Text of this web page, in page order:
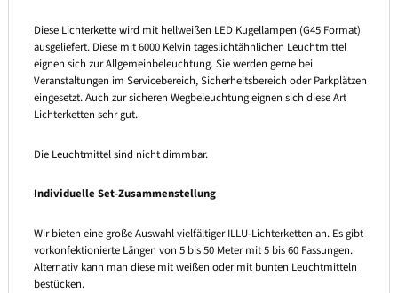
Diese Lichterkette wird mit hellweißen LED Kugellampen (G45 Format)
ausgeliefert. Diese mit 6000 Kelvin tageslichtähnlichen Leuchtmittel
eignen sich zur Allgemeinbeleuchtung. Sie werden gerne bei
Veranstaltungen im Servicebereich, Sicherheitsbereich oder Parkplätzen
eingesetzt. Auch zur sicheren Wegbeleuchtung eignen sich diese Art
Lichterketten sehr gut.
Die Leuchtmittel sind nicht dimmbar.
Individuelle Set-Zusammenstellung
Wir bieten eine große Auswahl vielfältiger ILLU-Lichterketten an. Es gibt
vorkonfektionierte Längen von 5 bis 50 Meter mit 5 bis 60 Fassungen.
Alternativ kann man diese mit weißen oder mit bunten Leuchtmitteln
bestücken.